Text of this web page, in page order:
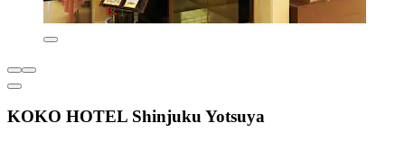
KOKO HOTEL Shinjuku Yotsuya